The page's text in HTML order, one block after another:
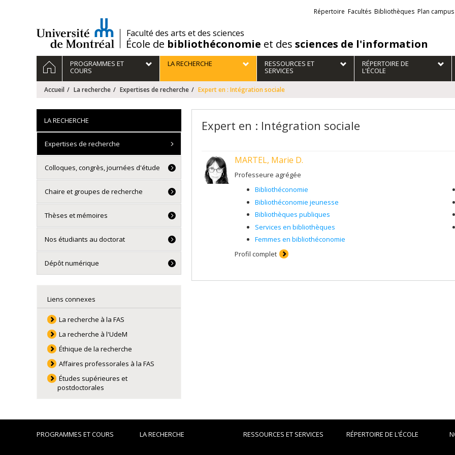
/Faculté des arts et des sciences
École de bibliothéconomie et des sciences de l'information
Liens
externes
Répertoire Facultés Bibliothèques Plan campus
Navigation
principale
ACCUEILPROGRAMMES ET
COURS
LA RECHERCHE RESSOURCES ET
SERVICES
RÉPERTOIRE DE
L'ÉCOLE
Accueil La recherche Expertises de recherche Expert en : Intégration sociale
Expert en : Intégration sociale
MARTEL, Marie D.
Professeure agrégée
Bibliothéconomie
Bibliothéconomie jeunesse
Bibliothèques publiques
Services en bibliothèques
Femmes en bibliothéconomie
Profil complet
LA RECHERCHE
Expertises de recherche
Colloques, congrès, journées d'étude
Chaire et groupes de recherche
Thèses et mémoires
Nos étudiants au doctorat
Dépôt numérique
Liens connexes
La recherche à la FAS
La recherche à l'UdeM
Éthique de la recherche
Affaires professorales à la FAS
Études supérieures et
postdoctorales
PROGRAMMES ET COURS LA RECHERCHE RESSOURCES ET SERVICES RÉPERTOIRE DE L'ÉCOLE